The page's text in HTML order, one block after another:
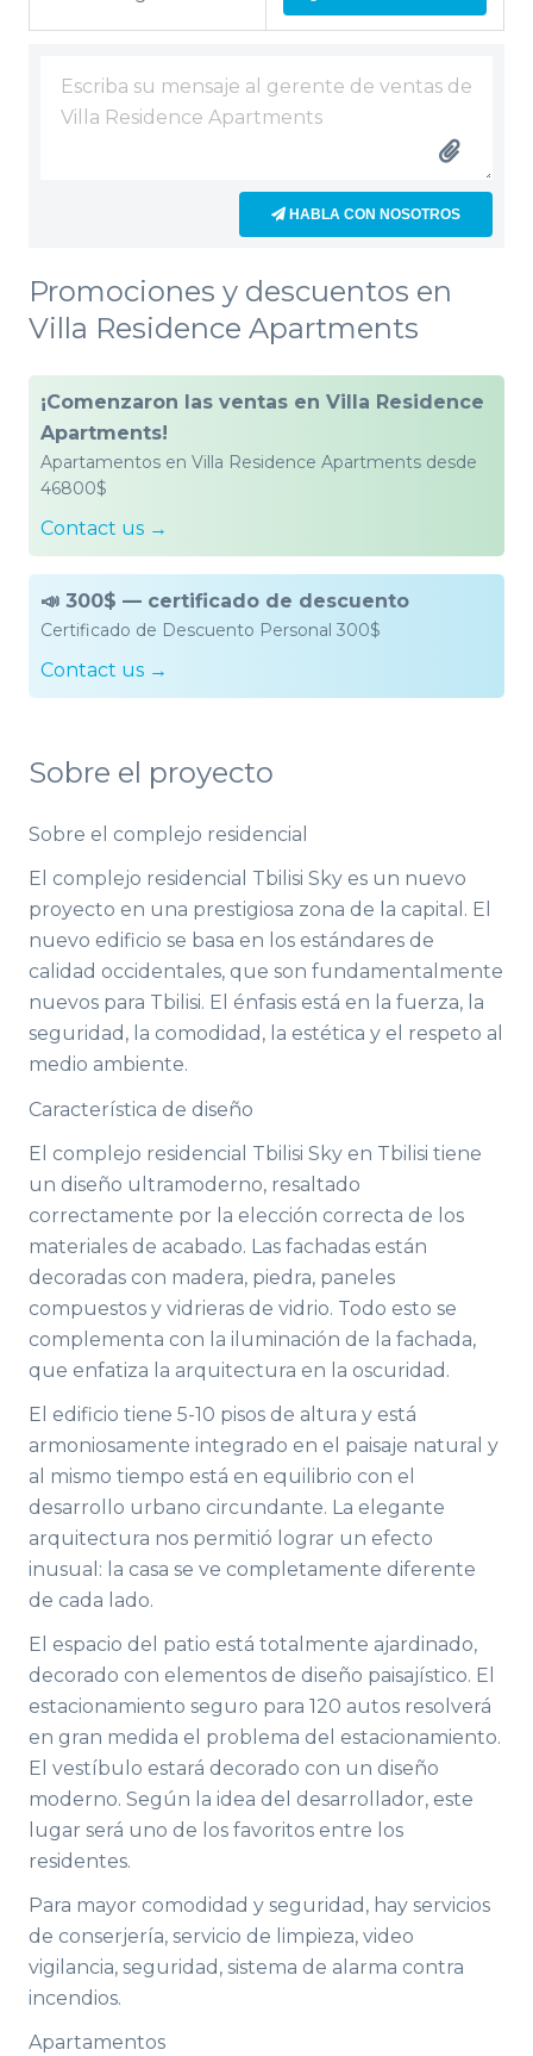
HABLA CON NOSOTROS
Promociones y descuentos en
Villa Residence Apartments
¡Comenzaron las ventas en Villa Residence
Apartments!
Apartamentos en Villa Residence Apartments desde
46800$
Contact us →
📣 300$ — сertificado de descuento
Certificado de Descuento Personal 300$
Contact us →
Sobre el proyecto
Sobre el complejo residencial
El complejo residencial Tbilisi Sky es un nuevo
proyecto en una prestigiosa zona de la capital. El
nuevo edificio se basa en los estándares de
calidad occidentales, que son fundamentalmente
nuevos para Tbilisi. El énfasis está en la fuerza, la
seguridad, la comodidad, la estética y el respeto al
medio ambiente.
Característica de diseño
El complejo residencial Tbilisi Sky en Tbilisi tiene
un diseño ultramoderno, resaltado
correctamente por la elección correcta de los
materiales de acabado. Las fachadas están
decoradas con madera, piedra, paneles
compuestos y vidrieras de vidrio. Todo esto se
complementa con la iluminación de la fachada,
que enfatiza la arquitectura en la oscuridad.
El edificio tiene 5-10 pisos de altura y está
armoniosamente integrado en el paisaje natural y
al mismo tiempo está en equilibrio con el
desarrollo urbano circundante. La elegante
arquitectura nos permitió lograr un efecto
inusual: la casa se ve completamente diferente
de cada lado.
El espacio del patio está totalmente ajardinado,
decorado con elementos de diseño paisajístico. El
estacionamiento seguro para 120 autos resolverá
en gran medida el problema del estacionamiento.
El vestíbulo estará decorado con un diseño
moderno. Según la idea del desarrollador, este
lugar será uno de los favoritos entre los
residentes.
Para mayor comodidad y seguridad, hay servicios
de conserjería, servicio de limpieza, video
vigilancia, seguridad, sistema de alarma contra
incendios.
Apartamentos